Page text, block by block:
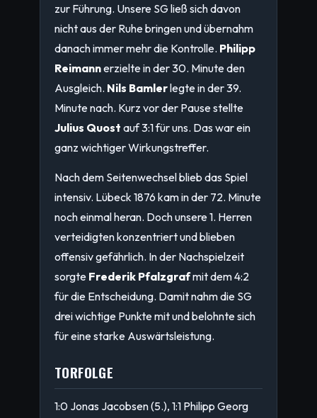
zur Führung. Unsere SG ließ sich davon
nicht aus der Ruhe bringen und übernahm
danach immer mehr die Kontrolle. Philipp
Reimannerzielte in der 30. Minute den
Ausgleich. Nils Bamlerlegte in der 39.
Minute nach. Kurz vor der Pause stellte
Julius Quost auf 3:1 für uns. Das war ein
ganz wichtiger Wirkungstreffer.
Nach dem Seitenwechsel blieb das Spiel
intensiv. Lübeck 1876 kam in der 72. Minute
noch einmal heran. Doch unsere 1. Herren
verteidigten konzentriert und blieben
offensiv gefährlich. In der Nachspielzeit
sorgte Frederik Pfalzgrafmit dem 4:2
für die Entscheidung. Damit nahm die SG
drei wichtige Punkte mit und belohnte sich
für eine starke Auswärtsleistung.
TORFOLGE
1:0 Jonas Jacobsen (5.), 1:1 Philipp Georg